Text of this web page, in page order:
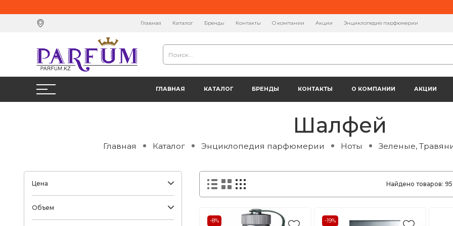
Главная Каталог Бренды Контакты О компании Акции Энциклопедия парфюмерии
ГЛАВНАЯ КАТАЛОГ БРЕНДЫ КОНТАКТЫ О КОМПАНИИ АКЦИИ
Шалфей
Главная Каталог Энциклопедия парфюмерии Ноты Зеленые,
Найдено товаров:
-8% -19%
Цена
Объем